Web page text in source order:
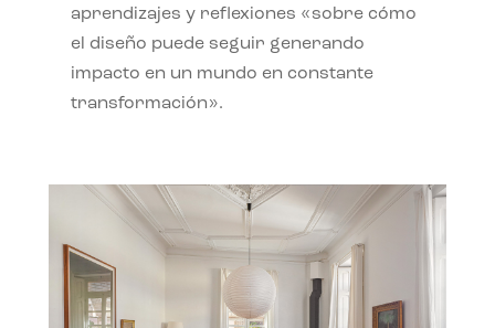
aprendizajes y reflexiones «sobre cómo
el diseño puede seguir generando
impacto en un mundo en constante
transformación».